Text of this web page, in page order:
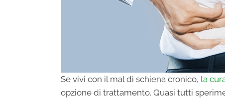
Se vivi con il mal di schiena cronico, la
opzione di trattamento. Quasi tutti